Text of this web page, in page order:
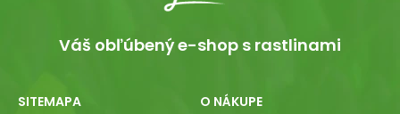
Váš obľúbený e-shop s rastlinami
SITEMAPA O NÁKUPE